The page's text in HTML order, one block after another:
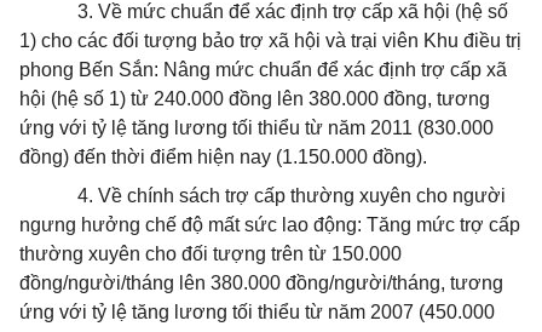
3. Về mức chuẩn để xác định trợ cấp xã hội (hệ số
1) cho các đối tượng bảo trợ xã hội và trại viên Khu điều trị
phong Bến Sắn: Nâng mức chuẩn để xác định trợ cấp xã
hội (hệ số 1) từ 240.000 đồng lên 380.000 đồng, tương
ứng với tỷ lệ tăng lương tối thiểu từ năm 2011 (830.000
đồng) đến thời điểm hiện nay (1.150.000 đồng).
4. Về chính sách trợ cấp thường xuyên cho người
ngưng hưởng chế độ mất sức lao động: Tăng mức trợ cấp
thường xuyên cho đối tượng trên từ 150.000
đồng/người/tháng lên 380.000 đồng/người/tháng, tương
ứng với tỷ lệ tăng lương tối thiểu từ năm 2007 (450.000